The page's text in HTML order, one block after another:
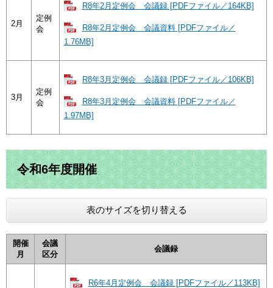
2月
定例
会
R8年2月定例会 会議録 [PDFファイル／164KB]
R8年2月定例会 会議資料 [PDFファイル／
1.76MB]
3月
定例
会
R8年3月定例会 会議録 [PDFファイル／106KB]
R8年3月定例会 会議資料 [PDFファイル／
1.97MB]
令和6年度開催
表のサイズを切り替える
開催
月
会議
区分
会議録
R6年4月定例会 会議録 [PDFファイル／113KB]